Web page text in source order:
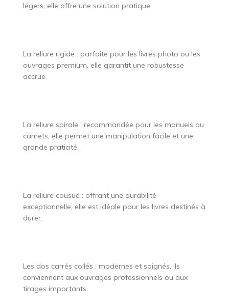
légers, elle offre une solution pratique.
La reliure rigide : parfaite pour les livres photo ou les
ouvrages premium, elle garantit une robustesse
accrue.
La reliure spirale : recommandée pour les manuels ou
carnets, elle permet une manipulation facile et une
grande praticité.
La reliure cousue : offrant une durabilité
exceptionnelle, elle est idéale pour les livres destinés à
durer.
Les dos carrés collés : modernes et soignés, ils
conviennent aux ouvrages professionnels ou aux
tirages importants.